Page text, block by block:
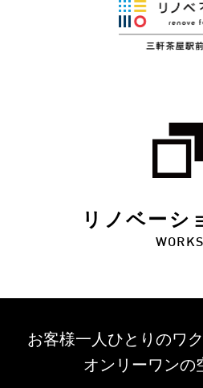
リノベーシ
WORKS
お客様一人ひとりのワ
オンリーワンの